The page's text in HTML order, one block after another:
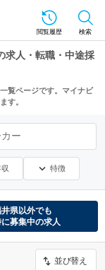
閲覧履歴 検索
求人・転職・中途採
覧ページです。マイナビ
す。
ー
特徴
県以外でも
に募集中の求人
並び替え